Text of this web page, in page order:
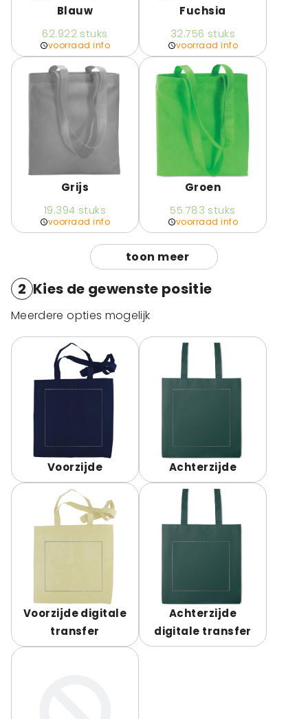
Blauw
62.922 stuks
voorraad info
Fuchsia
32.756 stuks
voorraad info
Grijs
19.394 stuks
voorraad info
Groen
55.783 stuks
voorraad info
toon meer
2 Kies de gewenste positie
Meerdere opties mogelijk
Voorzijde Achterzijde
Voorzijde digitale
transfer
Achterzijde
digitale transfer